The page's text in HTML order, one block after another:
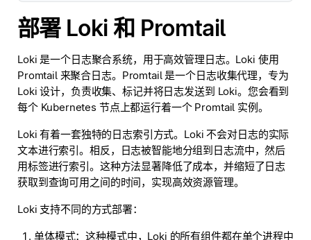
部署 Loki 和 Promtail
Loki 是一个日志聚合系统，用于高效管理日志。Loki 使用
Promtail 来聚合日志。Promtail 是一个日志收集代理，专为
Loki 设计，负责收集、标记并将日志发送到 Loki。您会看到
每个 Kubernetes 节点上都运行着一个 Promtail 实例。
Loki 有着一套独特的日志索引方式。Loki 不会对日志的实际
文本进行索引。相反，日志被智能地分组到日志流中，然后
用标签进行索引。这种方法显著降低了成本，并缩短了日志
获取到查询可用之间的时间，实现高效资源管理。
Loki 支持不同的方式部署：
单体模式：这种模式中，Loki 的所有组件都在单个进程中